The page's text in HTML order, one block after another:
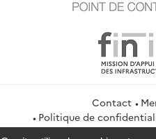
Contact
Politique de
Gestion des